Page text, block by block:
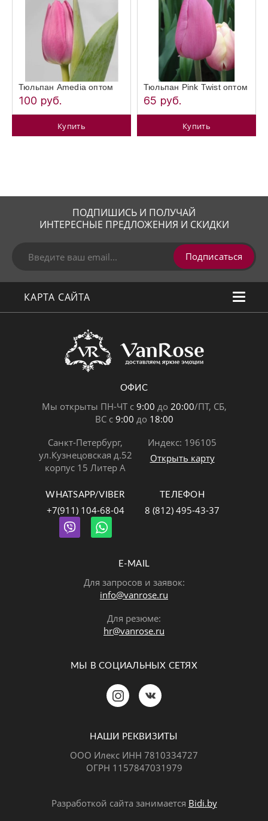
Тюльпан Amedia оптом
100 руб.
Купить
Тюльпан Pink Twist оптом
65 руб.
Купить
ПОДПИШИСЬ И ПОЛУЧАЙ
ИНТЕРЕСНЫЕ ПРЕДЛОЖЕНИЯ И СКИДКИ
Подписаться
КАРТА САЙТА
ОФИС
Мы открыты ПН-ЧТ с 9:00 до 20:00/ПТ, СБ,
ВС с 9:00 до 18:00
Санкт-Петербург,
ул.Кузнецовская д.52
корпус 15 Литер А
Индекс: 196105
Открыть карту
WHATSAPP/VIBER
+7(911) 104-68-04
ТЕЛЕФОН
8 (812) 495-43-37
E-MAIL
Для запросов и заявок:
info@vanrose.ru
Для резюме:
hr@vanrose.ru
МЫ В СОЦИАЛЬНЫХ СЕТЯХ
НАШИ РЕКВИЗИТЫ
ООО Илекс ИНН 7810334727
ОГРН 1157847031979
Разработкой сайта занимается Bidi.by
Позвонить Telegram